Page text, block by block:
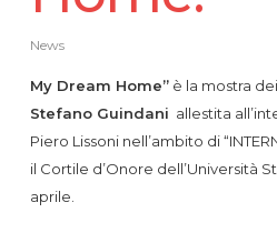
News
My Dream Home”è la mostra
Stefano Guindani allestita
Piero Lissoni nell’ambito di
il Cortile d’Onore dell’Università
aprile.